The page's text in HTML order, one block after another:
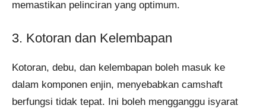
memastikan pelinciran yang optimum.
3. Kotoran dan Kelembapan
Kotoran, debu, dan kelembapan boleh masuk ke
dalam komponen enjin, menyebabkan camshaft
berfungsi tidak tepat. Ini boleh mengganggu isyarat